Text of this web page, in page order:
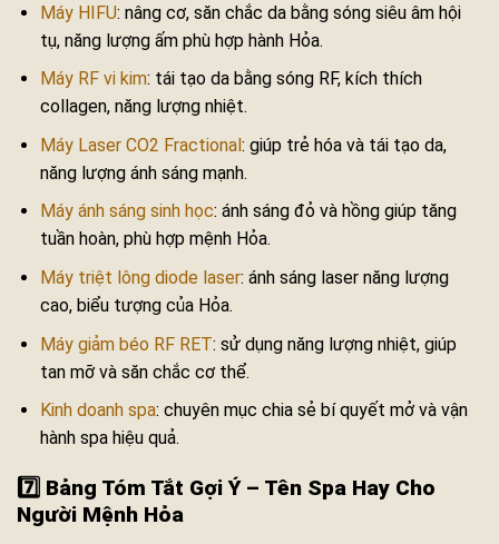
Máy HIFU: nâng cơ, săn chắc da bằng sóng siêu âm hội
tụ, năng lượng ấm phù hợp hành Hỏa.
Máy RF vi kim: tái tạo da bằng sóng RF, kích thích
collagen, năng lượng nhiệt.
Máy Laser CO2 Fractional: giúp trẻ hóa và tái tạo da,
năng lượng ánh sáng mạnh.
Máy ánh sáng sinh học: ánh sáng đỏ và hồng giúp tăng
tuần hoàn, phù hợp mệnh Hỏa.
Máy triệt lông diode laser: ánh sáng laser năng lượng
cao, biểu tượng của Hỏa.
Máy giảm béo RF RET: sử dụng năng lượng nhiệt, giúp
tan mỡ và săn chắc cơ thể.
Kinh doanh spa: chuyên mục chia sẻ bí quyết mở và vận
hành spa hiệu quả.
7️⃣ Bảng Tóm Tắt Gợi Ý – Tên Spa Hay Cho
Người Mệnh Hỏa